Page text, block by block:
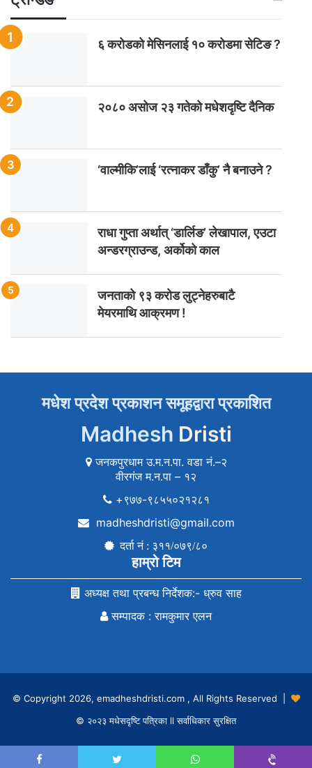
६ करोडको मेसिनलाई १० करोडमा सेटिङ ?
२०८० असोज २३ गतेको मधेशदृष्टि दैनिक
‘वाल्मीकि’लाई ‘रत्नाकर डाँकु’ नै बनाउने ?
राधा गुप्ता अर्थात् ‘डार्लिङ’ लेखापाल, एउटा
अन्डरग्राउन्ड, अर्कोको काल
जनताको ९३ करोड लुट्नेहरुबाटै
मेयरमाथि आक्रमण !
मधेश प्रदेश प्रकाशन समूहद्वारा प्रकाशित
Madhesh Dristi
जनकपुरधाम उ.म.न.पा. वडा नं.–२
वीरगंज म.न.पा – १२
+९७७-९८५५०२१२८१
madheshdristi@gmail.com
दर्ता नं : ३११/०७९/८०
हाम्रो टिम
अध्यक्ष तथा प्रबन्ध निर्देशक:- ध्रुव साह
सम्पादक : रामकुमार एलन
© Copyright 2026, emadheshdristi.com , All Rights Reserved |
© २०२३ मधेसदृष्टि पत्रिका ll सर्वाधिकार सुरक्षित